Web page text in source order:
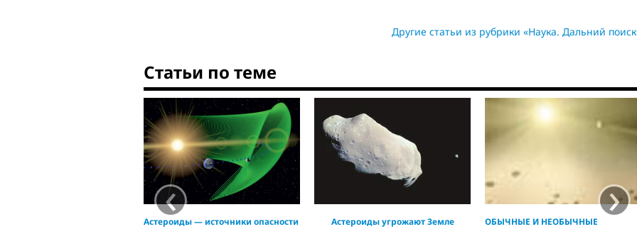
Другие статьи из рубрики «Наука. Дальний
Статьи по теме
Астероиды — источники опасности
Астероиды угрожают Земле
ОБЫЧНЫЕ И НЕОБЫЧНЫЕ
‹ ›